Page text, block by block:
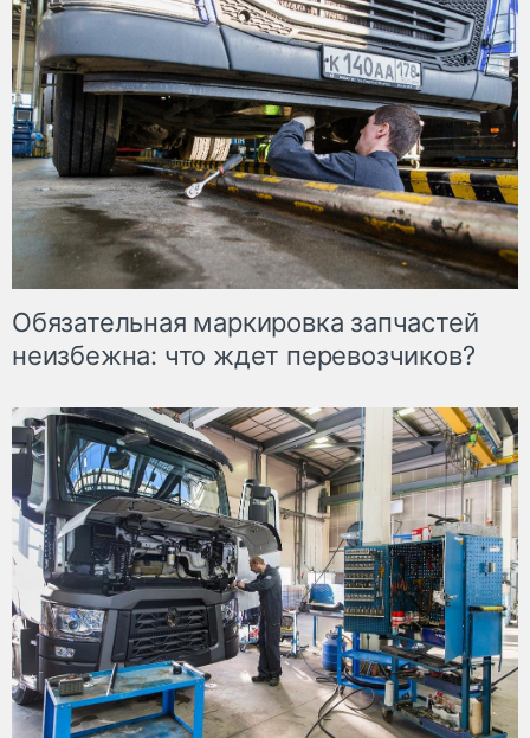
Обязательная маркировка запчастей
неизбежна: что ждет перевозчиков?